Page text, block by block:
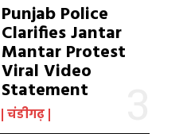
Punjab Police
Clarifies Jantar
Mantar Protest
Viral Video
Statement
चंडीगढ़